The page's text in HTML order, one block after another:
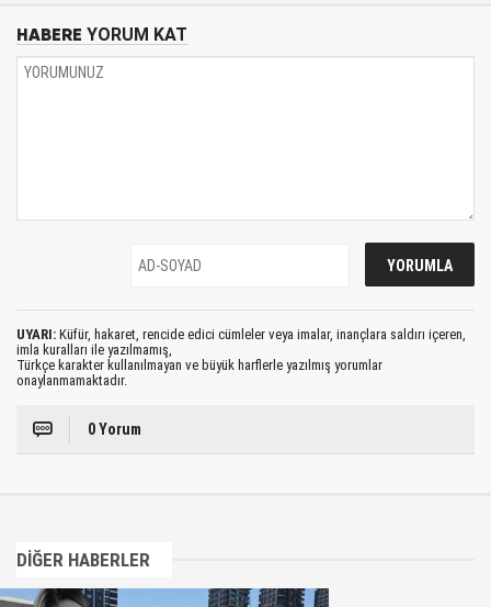
HABERE YORUM KAT
UYARI: Küfür, hakaret, rencide edici cümleler veya imalar, inançlara saldırı içeren,
imla kuralları ile yazılmamış,
Türkçe karakter kullanılmayan ve büyük harflerle yazılmış yorumlar
onaylanmamaktadır.
0 Yorum
DİĞER HABERLER